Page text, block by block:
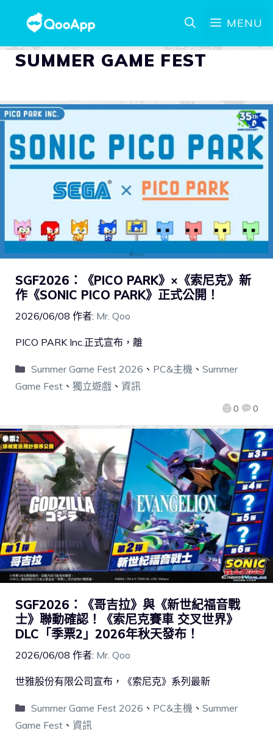
MENU
SUMMER GAME FEST
SGF2026：《PICO PARK》×《索尼克》新
作《SONIC PICO PARK》正式公開！
2026/06/08 作者: Mr. Qoo
0 0
PICO PARK Inc.正式宣布，離
Summer Game Fest 2026 、 PC&主機、 Summer
Game Fest 、 獨立遊戲 、 資訊
SGF2026：《哥吉拉》與《新世紀福音戰
士》聯動確認！《索尼克賽車 交叉世界》
DLC「季票2」2026年秋天發布！
2026/06/08 作者: Mr. Qoo
世雅股份有限公司宣布，《索尼克》系列最新
Summer Game Fest 2026 、 PC&主機、 Summer
Game Fest 、 資訊